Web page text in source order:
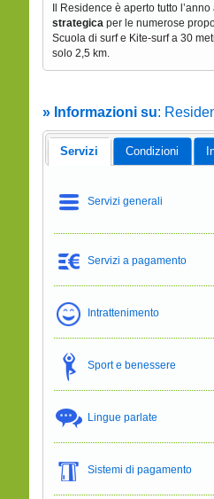
Il Residence è aperto tutto
strategica per le numerose
Scuola di surf e Kite-surf a 30
solo 2,5 km.
» Informazioni su:
Servizi Condizioni
Servizi generali
Servizi a pagamento
Intrattenimento
Sport e benessere
Lingue parlate
Sistemi di pagamento